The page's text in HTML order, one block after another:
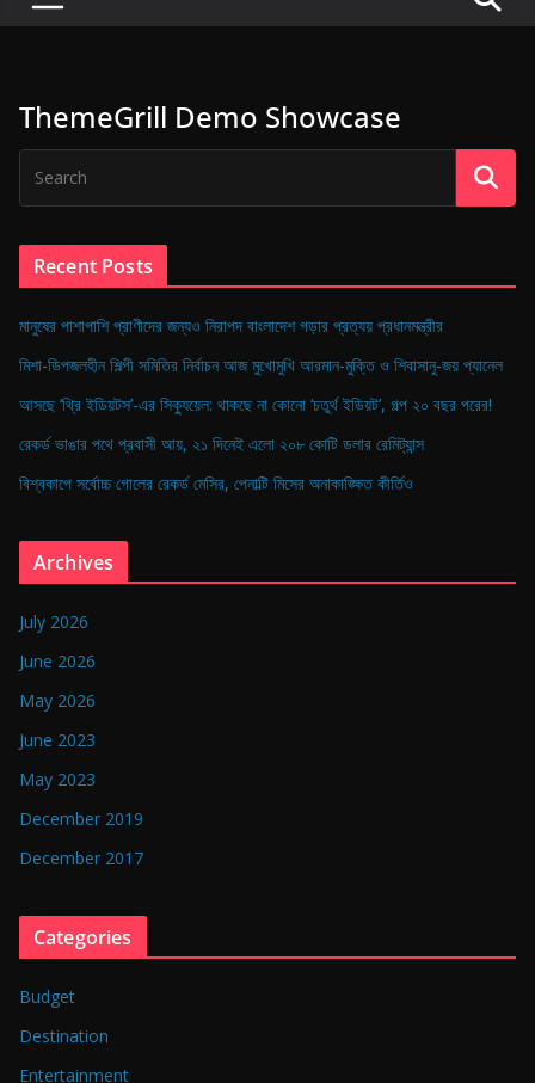
s
e
f
D
i
g
a
l
B
n
g
ThemeGrill Demo Showcase
Recent Posts
মানুষের পাশাপাশি প্রাণীদের জন্যও নিরাপদ বাংলাদেশ গড়ার প্রত্যয় প্রধানমন্ত্রীর
মিশা-ডিপজলহীন শিল্পী সমিতির নির্বাচন আজ মুখোমুখি আরমান-মুক্তি ও শিবাসানু-জয় প্যানেল
আসছে ‘থ্রি ইডিয়টস’-এর সিক্যুয়েল: থাকছে না কোনো ‘চতুর্থ ইডিয়ট’, গল্প ২০ বছর পরের!
রেকর্ড ভাঙার পথে প্রবাসী আয়, ২১ দিনেই এলো ২০৮ কোটি ডলার রেমিট্যান্স
বিশ্বকাপে সর্বোচ্চ গোলের রেকর্ড মেসির, পেনাল্টি মিসের অনাকাঙ্ক্ষিত কীর্তিও
Archives
July 2026
June 2026
May 2026
June 2023
May 2023
December 2019
December 2017
Categories
Budget
Destination
Entertainment